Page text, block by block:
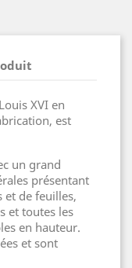
XVI en
est
un grand
présentant
et de feuilles,
et toutes les
en hauteur.
et sont